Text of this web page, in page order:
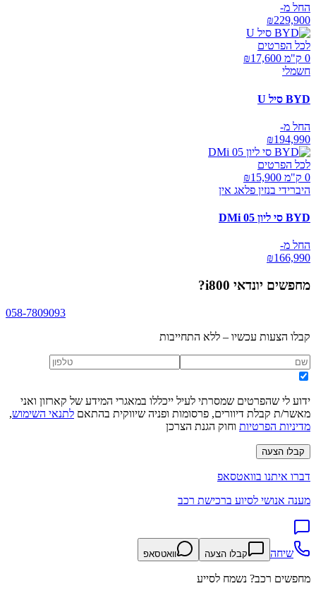
החל מ-
₪229,900
לכל הפרטים
0 ק"מ ₪
17,600
חשמלי
BYD סיל U
החל מ-
₪194,990
לכל הפרטים
0 ק"מ ₪
15,900
היברידי בנזין פלאג אין
BYD סי ליון 05 DMi
החל מ-
₪166,990
מחפשים יונדאי i800 ?
058-7809093
קבלו הצעות עכשיו – ללא התחייבות
ידוע לי שהפרטים שמסרתי לעיל ייכללו במאגרי המידע של קארזון ואני
מאשר/ת קבלת דיוורים, פרסומות ופניה שיווקית בהתאם לתנאי השימוש,
מדיניות הפרטיות וחוק הגנת הצרכן
קבלו הצעה
דברו איתנו בוואטסאפ
מענה אנושי לסיוע ברכישת רכב
שיחה קבלו הצעה וואטסאפ
מחפשים רכב? נשמח לסייע